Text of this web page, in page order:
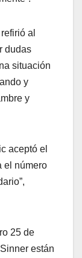
al
dudas
situación
y
y
aceptó el
el número
25 de
están